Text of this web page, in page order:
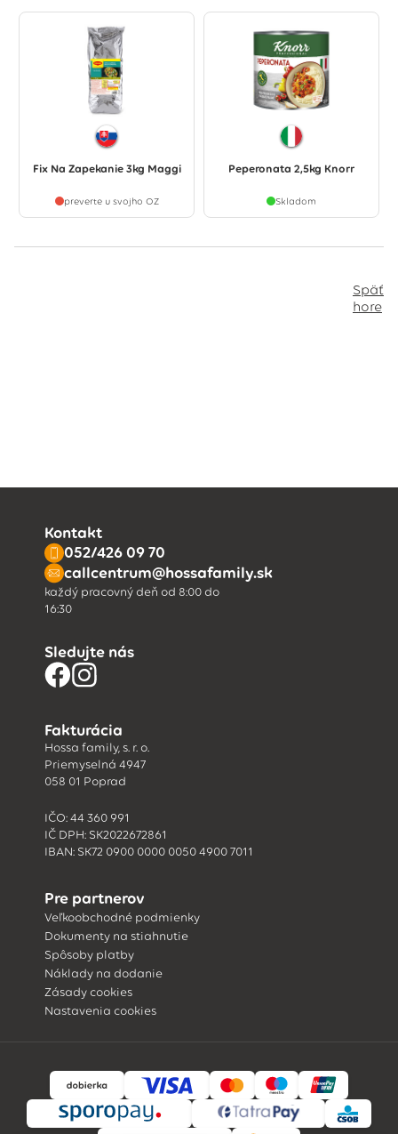
Fix Na Zapekanie 3kg Maggi
preverte u svojho OZ
Peperonata 2,5kg Knorr
Skladom
Späť
hore
Kontakt
052/426 09 70
callcentrum@hossafamily.sk
každý pracovný deň od 8:00 do
16:30
Sledujte nás
Fakturácia
Hossa family, s. r. o.
Priemyselná 4947
058 01 Poprad
IČO: 44 360 991
IČ DPH: SK2022672861
IBAN: SK72 0900 0000 0050 4900 7011
Pre partnerov
Veľkoobchodné podmienky
Dokumenty na stiahnutie
Spôsoby platby
Náklady na dodanie
Zásady cookies
Nastavenia cookies